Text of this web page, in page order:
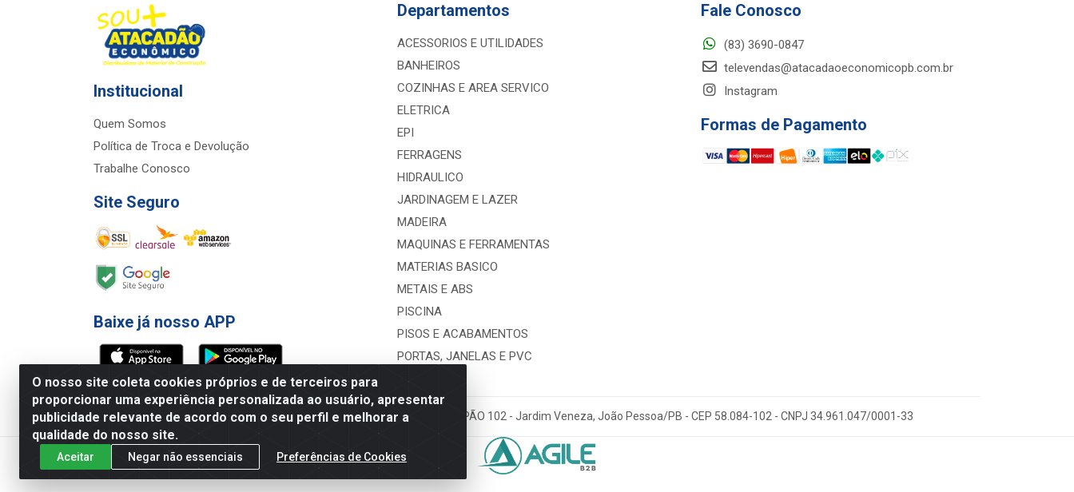
O nosso site coleta cookies próprios e de terceiros para
proporcionar uma experiência personalizada ao usuário, apresentar
publicidade relevante de acordo com o seu perfil e melhorar a
qualidade do nosso site.
Aceitar Negar não essenciais Preferências de Cookies
Institucional
Quem Somos
Política de Troca e Devolução
Trabalhe Conosco
Site Seguro
Baixe já nosso APP
Departamentos
ACESSORIOS E UTILIDADES
BANHEIROS
COZINHAS E AREA SERVICO
ELETRICA
EPI
FERRAGENS
HIDRAULICO
JARDINAGEM E LAZER
MADEIRA
MAQUINAS E FERRAMENTAS
MATERIAS BASICO
METAIS E ABS
PISCINA
PISOS E ACABAMENTOS
PORTAS, JANELAS E PVC
Fale Conosco
(83) 3690-0847
televendas@atacadaoeconomicopb.com.br
Instagram
Formas de Pagamento
Atacadão Econômico - Rua Jose Ferreira De Lima, 127 - GALPÃO 102 - Jardim Veneza, João Pessoa/PB - CEP 58.084-102 - CNPJ 34.961.047/0001-33